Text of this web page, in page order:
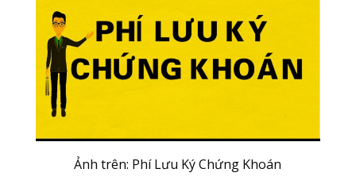
Ảnh trên: Phí Lưu Ký Chứng Khoán